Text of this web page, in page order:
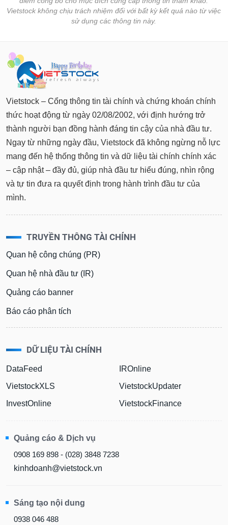
Vietstock không chịu trách nhiệm đối với bất kỳ kết quả nào từ việc
sử dụng các thông tin này.
Vietstock – Cổng thông tin tài chính và chứng khoán chính
thức hoạt động từ ngày 02/08/2002, với định hướng trở
thành người bạn đồng hành đáng tin cậy của nhà đầu tư.
Ngay từ những ngày đầu, Vietstock đã không ngừng nỗ lực
mang đến hệ thống thông tin và dữ liệu tài chính chính xác
– cập nhật – đầy đủ, giúp nhà đầu tư hiểu đúng, nhìn rộng
và tự tin đưa ra quyết định trong hành trình đầu tư của
mình.
TRUYỀN THÔNG TÀI CHÍNH
Quan hệ công chúng (PR)
Quan hệ nhà đầu tư (IR)
Quảng cáo banner
Báo cáo phân tích
DỮ LIỆU TÀI CHÍNH
DataFeed
VietstockXLS
InvestOnline
IROnline
VietstockUpdater
VietstockFinance
Quảng cáo & Dịch vụ
0908 169 898 - (028) 3848 7238
kinhdoanh@vietstock.vn
Sáng tạo nội dung
0938 046 488
chính